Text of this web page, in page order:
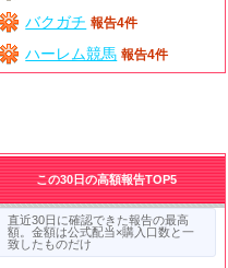
バクガチ 報告4件
ハーレム競馬 報告4件
この30日の高額報告TOP5
直近30日に確認できた報告の最高
額。金額は公式配当×購入口数と一
致したものだけ